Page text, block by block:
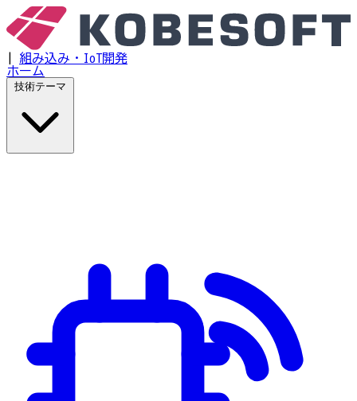
組み込み・IoT開発
ホーム